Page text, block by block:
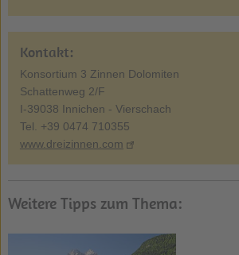
Kontakt:
Konsortium 3 Zinnen Dolomiten
Schattenweg 2/F
I-39038 Innichen - Vierschach
Tel. +39 0474 710355
www.dreizinnen.com
Weitere Tipps zum Thema: